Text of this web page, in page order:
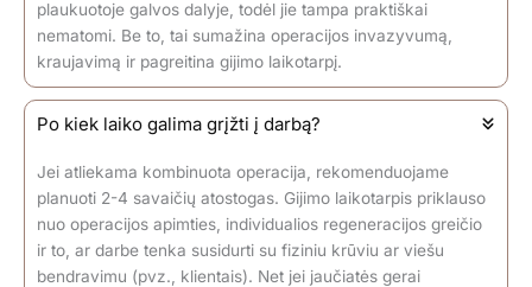
plaukuotoje galvos dalyje, todėl jie tampa praktiškai
nematomi. Be to, tai sumažina operacijos invazyvumą,
kraujavimą ir pagreitina gijimo laikotarpį.
Po kiek laiko galima grįžti į darbą?
Jei atliekama kombinuota operacija, rekomenduojame
planuoti 2-4 savaičių atostogas. Gijimo laikotarpis priklauso
nuo operacijos apimties, individualios regeneracijos greičio
ir to, ar darbe tenka susidurti su fiziniu krūviu ar viešu
bendravimu (pvz., klientais). Net jei jaučiatės gerai